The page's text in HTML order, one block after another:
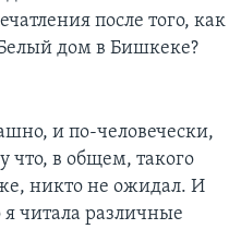
после того, как
дом в Бишкеке?
и по-человечески,
что, в общем, такого
никто не ожидал. И
я читала различные